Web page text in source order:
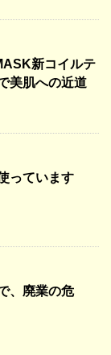
新コイルテ
美肌への近道
っています
、廃業の危